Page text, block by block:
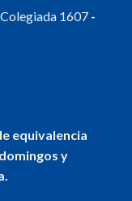
1607 -
equivalencia
y